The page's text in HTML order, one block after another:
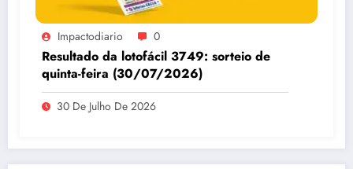
Impactodiario 0
Resultado da lotofácil 3749: sorteio de
quinta-feira (30/07/2026)
30 De Julho De 2026